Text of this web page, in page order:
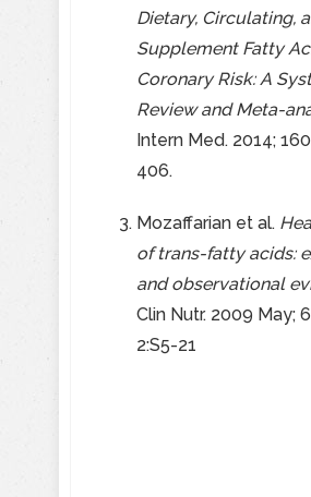
Dietary, Circulating,
Supplement Fatty
Coronary Risk: A
Review and Meta-
Intern Med. 2014;
406.
Mozaffarian et al.
of trans-fatty acids:
and observational
Clin Nutr. 2009 May;
2:S5-21